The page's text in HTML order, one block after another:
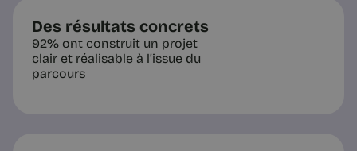
Des résultats concrets
92% ont construit un projet
clair et réalisable à l’issue du
parcours